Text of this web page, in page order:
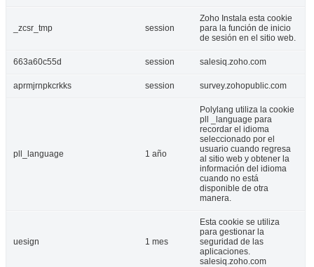
_zcsr_tmp session
Zoho Instala esta cookie
para la función de inicio
de sesión en el sitio web.
663a60c55d session salesiq.zoho.com
aprmjrnpkcrkks session survey.zohopublic.com
pll_language 1 año
Polylang utiliza la cookie
pll _language para
recordar el idioma
seleccionado por el
usuario cuando regresa
al sitio web y obtener la
información del idioma
cuando no está
disponible de otra
manera.
uesign 1 mes
Esta cookie se utiliza
para gestionar la
seguridad de las
aplicaciones.
salesiq.zoho.com